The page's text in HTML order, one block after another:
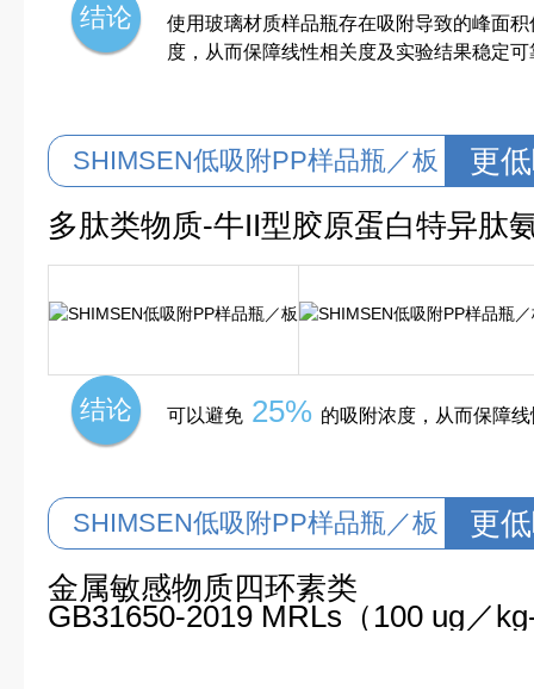
结论
使用玻璃材质样品瓶存在吸附导致的峰面
度，从而保障线性相关度及实验结果稳定可
SHIMSEN低吸附PP样品瓶／板
更
多肽类物质-牛II型胶原蛋白特异肽
结论 可以避免 25% 的吸附浓度，从而保障
SHIMSEN低吸附PP样品瓶／板
更
金属敏感物质四环素类
GB31650-2019 MRLs（100 ug／